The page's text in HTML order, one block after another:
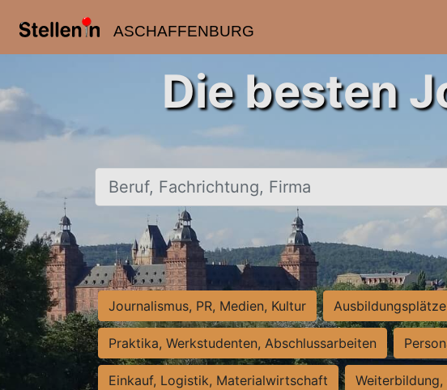
ASCHAFFENBURG
Die besten
Beruf, Fachrichtung, Firma
Journalismus, PR, Medien, Kultur Ausbildungsplätze
Praktika, Werkstudenten, Abschlussarbeiten
Einkauf, Logistik, Materialwirtschaft